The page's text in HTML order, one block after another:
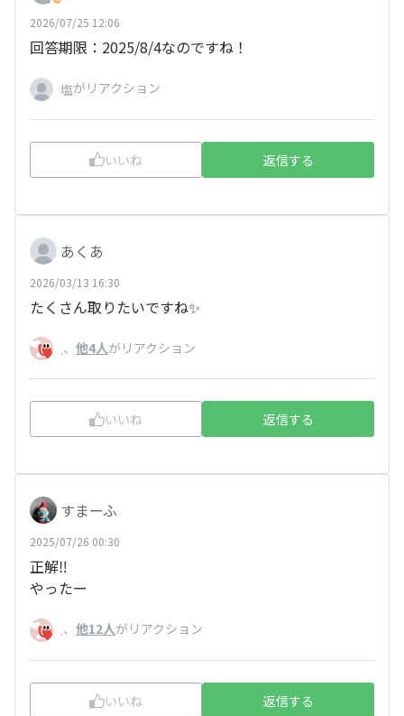
2026/07/25 12:06
回答期限：2025/8/4なのですね！
塩がリアクション
いいね 返信する
あくあ
2026/03/13 16:30
たくさん取りたいですね✨️
.、 他4人がリアクション
いいね 返信する
すまーふ
2025/07/26 00:30
正解‼️
やったー
.、 他12人がリアクション
いいね 返信する